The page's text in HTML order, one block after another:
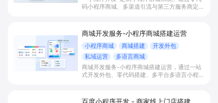
码小程序商城、多渠道引流与第三方服务商定制
私域运营场景，提升获客与复购，实现线上生意
增长。
商城开发服务-小程序商城搭建运营
小程序商城 商城搭建
开发外包
私域运营
多语言商城
商城开发服务-小程序商城搭建运营，通过一站
式开发外包、零代码搭建、多平台多语言小程序
实现低成本获客、提升复购与业绩增长。
百度小程序开发 - 商家线上门店搭建